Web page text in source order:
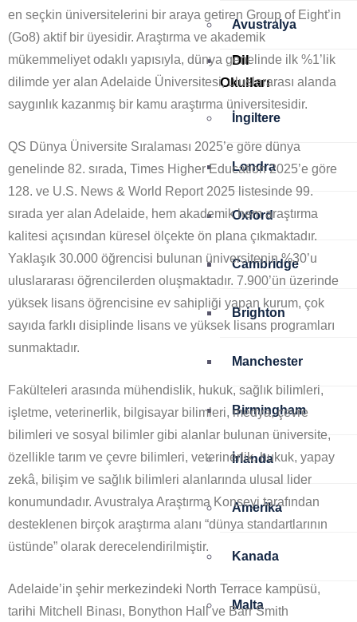
Avustralya
Dil
Okulları
İngiltere
Londra
Oxford
Cambridge
Brighton
Manchester
Birmingham
İrlanda
Amerika
Kanada
Malta
en seçkin üniversitelerini bir araya getiren Group of Eight’in
(Go8) aktif bir üyesidir. Araştırma ve akademik
mükemmeliyet odaklı yapısıyla, dünya genelinde ilk %1’lik
dilimde yer alan Adelaide Üniversitesi, uluslararası alanda
saygınlık kazanmış bir kamu araştırma üniversitesidir.
QS Dünya Üniversite Sıralaması 2025’e göre dünya
genelinde 82. sırada, Times Higher Education 2025’e göre
128. ve U.S. News & World Report 2025 listesinde 99.
sırada yer alan Adelaide, hem akademik hem araştırma
kalitesi açısından küresel ölçekte ön plana çıkmaktadır.
Yaklaşık 30.000 öğrencisi bulunan üniversitenin %30’u
uluslararası öğrencilerden oluşmaktadır. 7.900’ün üzerinde
yüksek lisans öğrencisine ev sahipliği yapan kurum, çok
sayıda farklı disiplinde lisans ve yüksek lisans programları
sunmaktadır.
Fakülteleri arasında mühendislik, hukuk, sağlık bilimleri,
işletme, veterinerlik, bilgisayar bilimleri, medya, çevre
bilimleri ve sosyal bilimler gibi alanlar bulunan üniversite,
özellikle tarım ve çevre bilimleri, veterinerlik, hukuk, yapay
zekâ, bilişim ve sağlık bilimleri alanlarında ulusal lider
konumundadır. Avustralya Araştırma Konseyi tarafından
desteklenen birçok araştırma alanı “dünya standartlarının
üstünde” olarak derecelendirilmiştir.
Adelaide’in şehir merkezindeki North Terrace kampüsü,
tarihi Mitchell Binası, Bonython Hall ve Barr Smith